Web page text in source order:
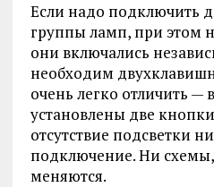
Если надо подключить
группы ламп, при этом
они включались
необходим
очень легко отличить —
установлены две
отсутствие подсветки
подключение. Ни
меняются.